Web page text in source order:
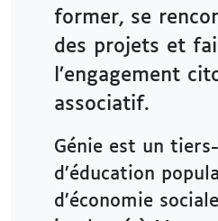
former, se
des projets et
l’engagement
associatif.
Génie est un
d’éducation
d’économie